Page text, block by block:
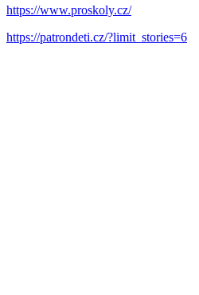
https://www.proskoly.cz/
https://patrondeti.cz/?limit_stories=6